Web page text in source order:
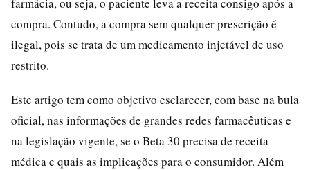
compra. Contudo, a compra sem qualquer prescrição é
ilegal, pois se trata de um medicamento injetável de uso
restrito.
Este artigo tem como objetivo esclarecer, com base na bula
oficial, nas informações de grandes redes farmacêuticas e
na legislação vigente, se o Beta 30 precisa de receita
médica e quais as implicações para o consumidor. Além